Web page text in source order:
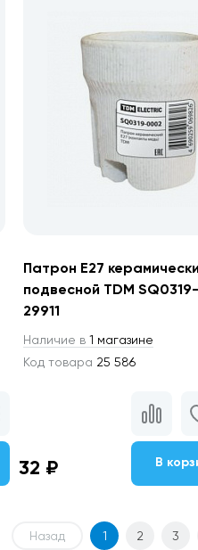
Патрон Е27
подвесной TDM
29911
Наличие в 1 магазине
Код товара 25 586
32 ₽ В
Назад 1 2 3